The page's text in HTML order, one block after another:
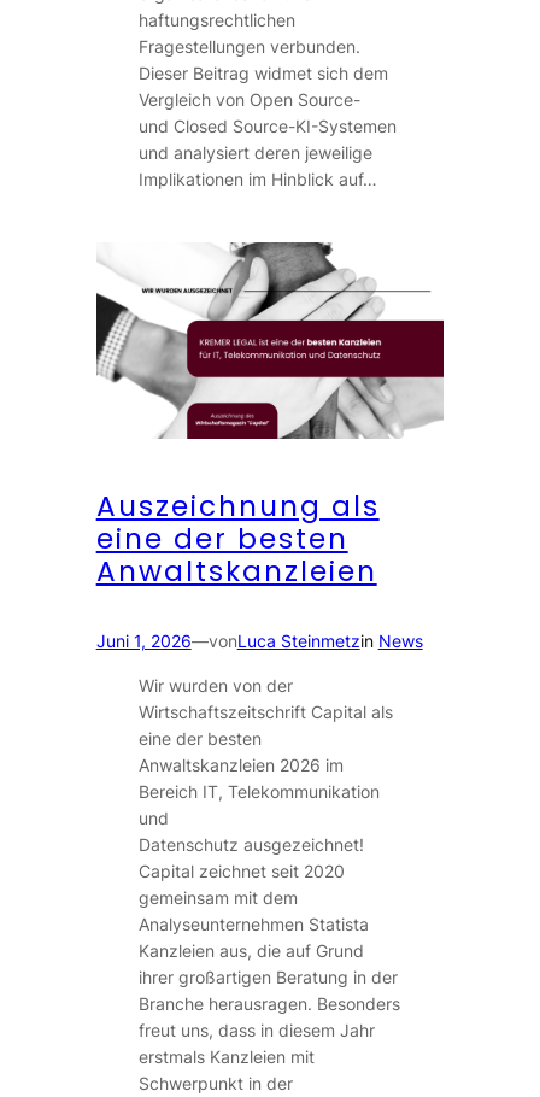
haftungsrechtlichen
Fragestellungen verbunden.
Dieser Beitrag widmet sich dem
Vergleich von Open Source-
und Closed Source-KI-Systemen
und analysiert deren jeweilige
Implikationen im Hinblick auf…
Auszeichnung als
eine der besten
Anwaltskanzleien
Juni 1, 2026—vonLuca Steinmetzin News
Wir wurden von der
Wirtschaftszeitschrift Capital als
eine der besten
Anwaltskanzleien 2026 im
Bereich IT, Telekommunikation
und
Datenschutz ausgezeichnet!
Capital zeichnet seit 2020
gemeinsam mit dem
Analyseunternehmen Statista
Kanzleien aus, die auf Grund
ihrer großartigen Beratung in der
Branche herausragen. Besonders
freut uns, dass in diesem Jahr
erstmals Kanzleien mit
Schwerpunkt in der